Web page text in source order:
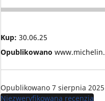
3
Kup: 30.06.25
Opublikowano
Opublikowano 7 sierpnia 2025
Niezweryfikowana recenzja